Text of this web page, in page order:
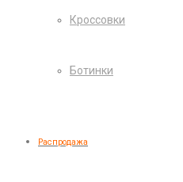
Кроссовки
Ботинки
Распродажа